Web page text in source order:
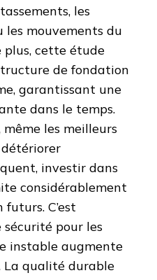
les
les mouvements du
plus, cette étude
de fondation
garantissant une
dans le temps.
les meilleurs
investir dans
considérablement
C’est
pour les
instable augmente
La qualité durable